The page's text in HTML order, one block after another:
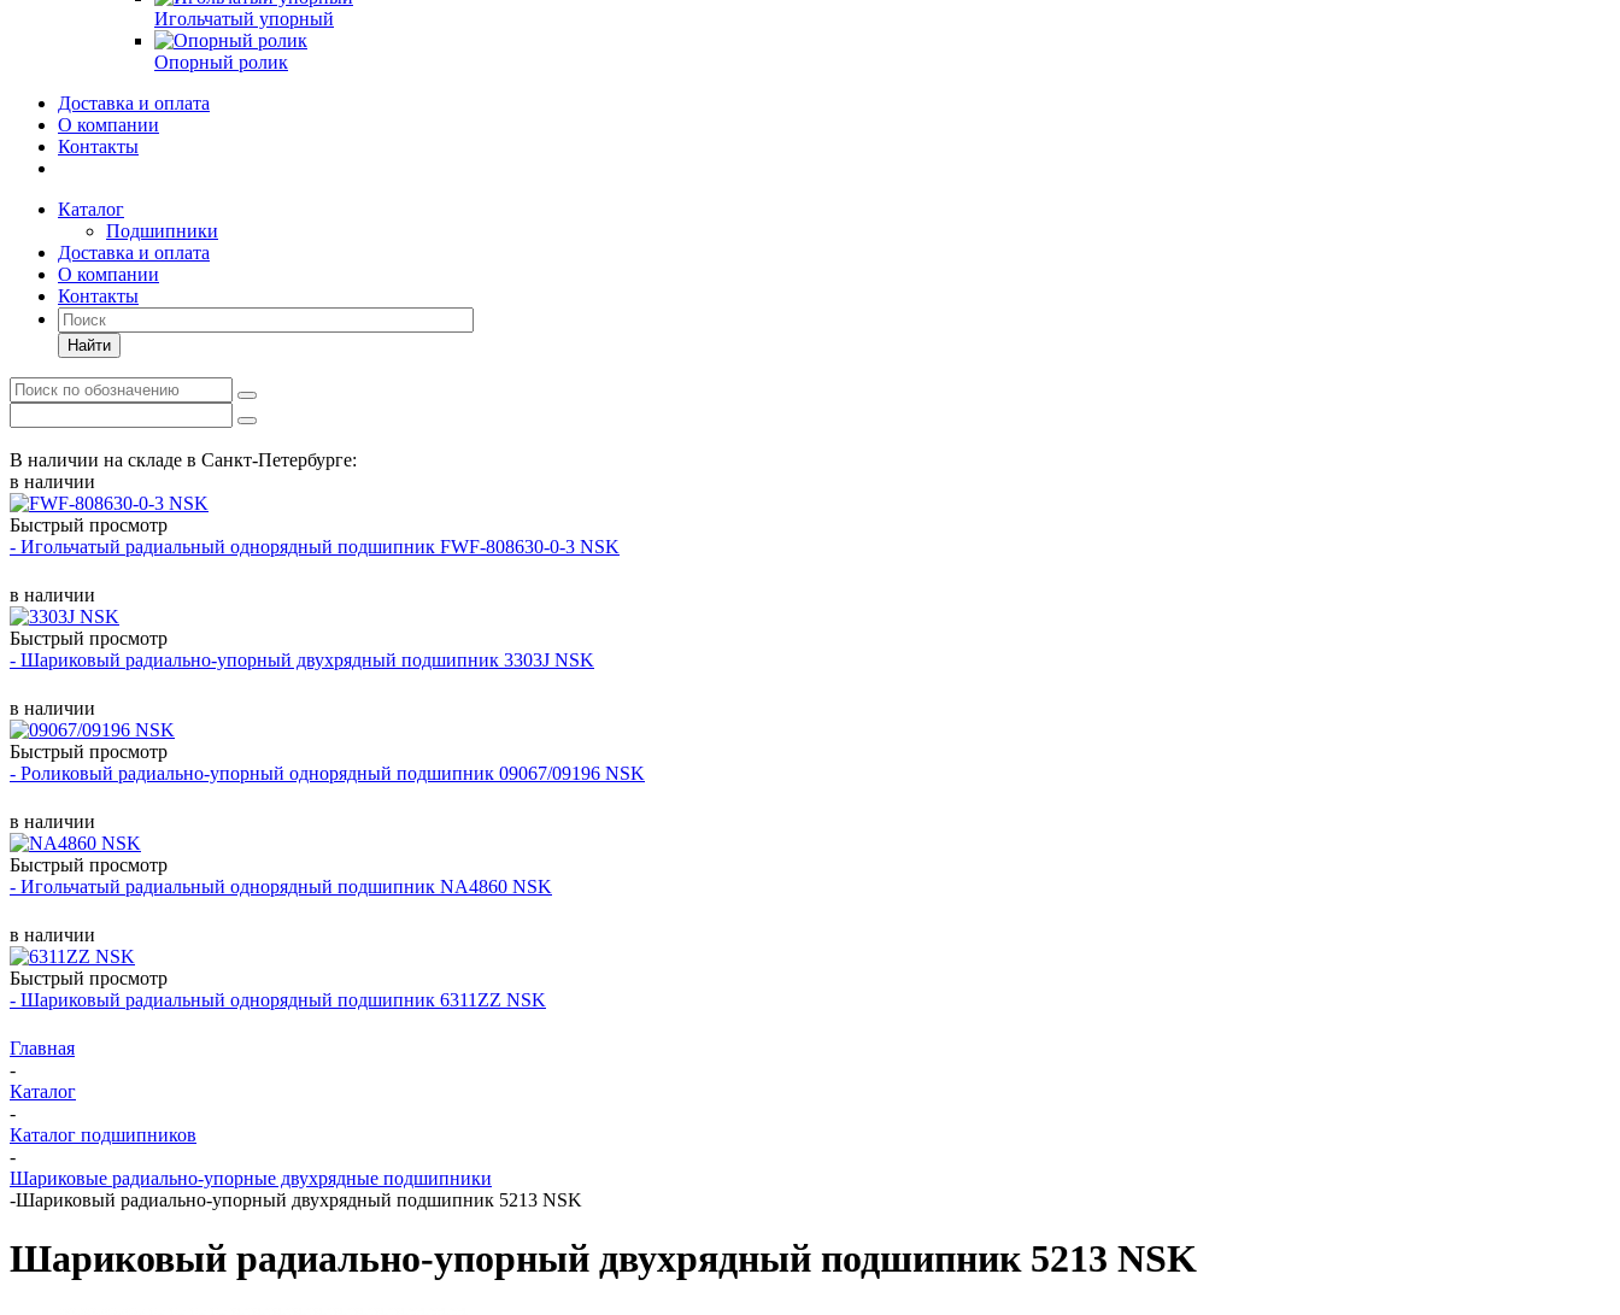
Игольчатый упорный
Опорный ролик
Доставка и оплата
О компании
Контакты
Каталог
Подшипники
Доставка и оплата
О компании
Контакты
Найти
В наличии на складе в Санкт-Петербурге:
в наличии
Быстрый просмотр
- Игольчатый радиальный однорядный подшипник FWF-808630-0-3 NSK
в наличии
Быстрый просмотр
- Шариковый радиально-упорный двухрядный подшипник 3303J NSK
в наличии
Быстрый просмотр
- Роликовый радиально-упорный однорядный подшипник 09067/09196 NSK
в наличии
Быстрый просмотр
- Игольчатый радиальный однорядный подшипник NA4860 NSK
в наличии
Быстрый просмотр
- Шариковый радиальный однорядный подшипник 6311ZZ NSK
Главная
-
Каталог
-
Каталог подшипников
-
Шариковые радиально-упорные двухрядные подшипники
-Шариковый радиально-упорный двухрядный подшипник 5213 NSK
Шариковый радиально-упорный двухрядный подшипник 5213 NSK